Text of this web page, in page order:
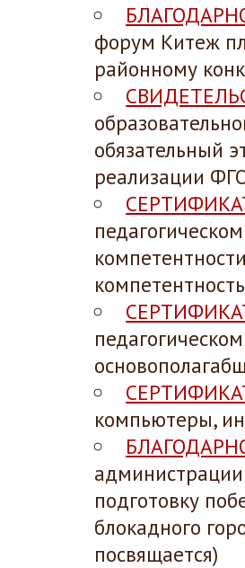
форум Китеж
районному
обязательный
реализации
компьютеры,
подготовку
блокадного
посвящается)